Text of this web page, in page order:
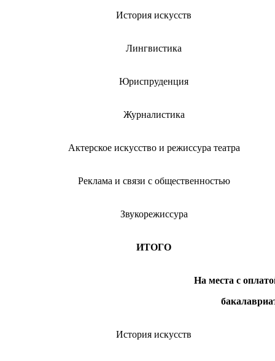
История искусств
Лингвистика
Юриспруденция
Журналистика
Актерское искусство и режиссура театра
Реклама и связи с общественностью
Звукорежиссура
ИТОГО
На места с
История искусств